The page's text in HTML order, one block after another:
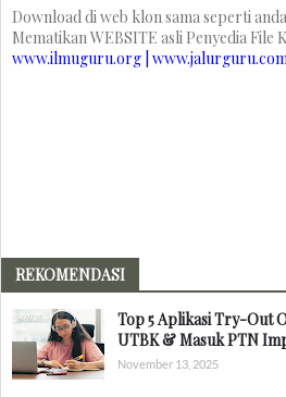
Download di web klon sama seperti
Mematikan WEBSITE asli Penyedia File
www.ilmuguru.org |
REKOMENDASI
Top 5 Aplikasi Try-Out
UTBK & Masuk PTN
November 13, 2025